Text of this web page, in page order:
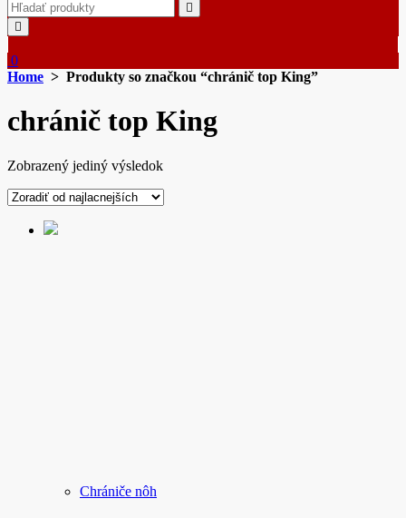
Search
for:
0
Home > Produkty so značkou “chránič top King”
chránič top King
Zobrazený jediný výsledok
Chrániče nôh